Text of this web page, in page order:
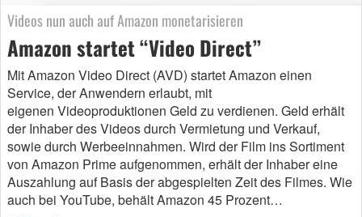
Videos nun auch auf Amazon monetarisieren
Amazon startet “Video Direct”
Mit Amazon Video Direct (AVD) startet Amazon einen
Service, der Anwendern erlaubt, mit
eigenen Videoproduktionen Geld zu verdienen. Geld erhält
der Inhaber des Videos durch Vermietung und Verkauf,
sowie durch Werbeeinnahmen. Wird der Film ins Sortiment
von Amazon Prime aufgenommen, erhält der Inhaber eine
Auszahlung auf Basis der abgespielten Zeit des Filmes. Wie
auch bei YouTube, behält Amazon 45 Prozent…